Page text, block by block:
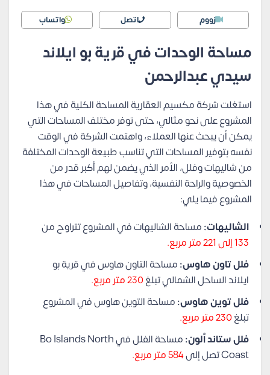
زووم اتصل واتساب
مساحة الوحدات في قرية بو ايلاند
سيدي عبدالرحمن
استغلت شركة مكسيم العقارية المساحة الكلية في هذا
المشروع على نحو مثالي، حتى توفر مختلف المساحات التي
يمكن أن يبحث عنها العملاء، واهتمت الشركة في الوقت
نفسه بتوفير المساحات التي تناسب طبيعة الوحدات المختلفة
من شاليهات وفلل، الأمر الذي يضمن لهم أكبر قدر من
الخصوصية والراحة النفسية، وتفاصيل المساحات في هذا
المشروع فيما يلي:
الشاليهات:مساحة الشاليهات في المشروع تتراوح من
133 إلى 221 متر مربع.
فلل تاون هاوس:مساحة التاون هاوس في قرية بو
ايلاند الساحل الشمالي تبلغ230 متر مربع.
فلل توين هاوس:مساحة التوين هاوس في المشروع
تبلغ230 متر مربع.
فلل ستاند ألون:
مساحة الفلل في Bo Islands North
Coast تصل إلى